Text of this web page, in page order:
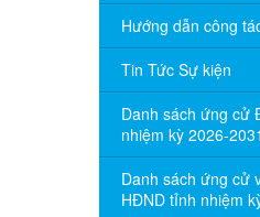
Hướng dẫn công
Tin Tức Sự kiện
Danh sách ứng cử
nhiệm kỳ 2026-2031
Danh sách ứng cử
HĐND tỉnh nhiệm